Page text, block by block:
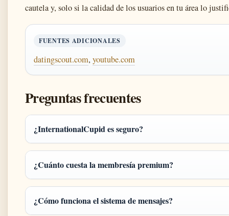
cautela y, solo si la calidad de los usuarios en tu área lo
FUENTES ADICIONALES
datingscout.com, youtube.com
Preguntas frecuentes
¿InternationalCupid es seguro?
¿Cuánto cuesta la membresía premium?
¿Cómo funciona el sistema de mensajes?